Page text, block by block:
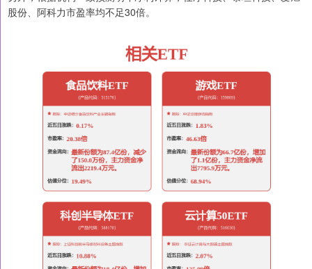
股份、阿科力市盈率均不足30倍。